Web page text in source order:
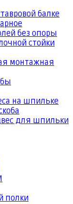
балке
без опоры
стойки
монтажная
на шпильке
для шпильки
полки